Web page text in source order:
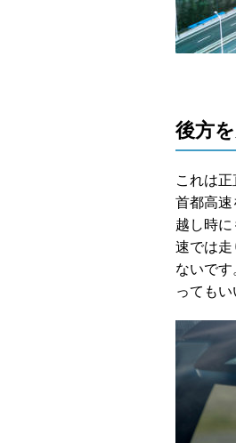
後方
これは
首都高速
越し時
速では走
ないで
ってもい